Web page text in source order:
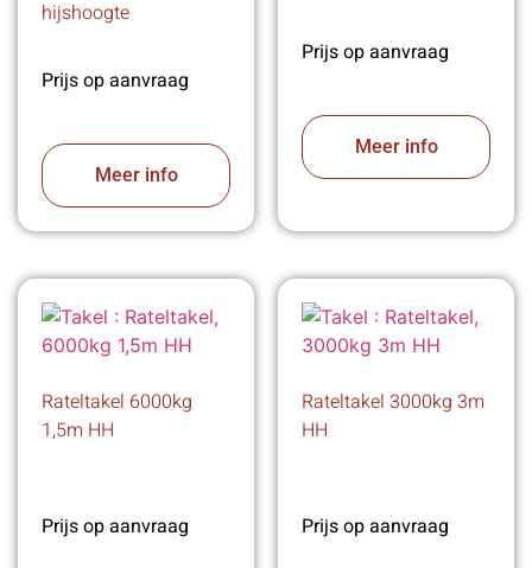
hijshoogte
Prijs op aanvraag
Meer info
Prijs op aanvraag
Meer info
Rateltakel 6000kg
1,5m HH
Prijs op aanvraag
Rateltakel 3000kg 3m
HH
Prijs op aanvraag